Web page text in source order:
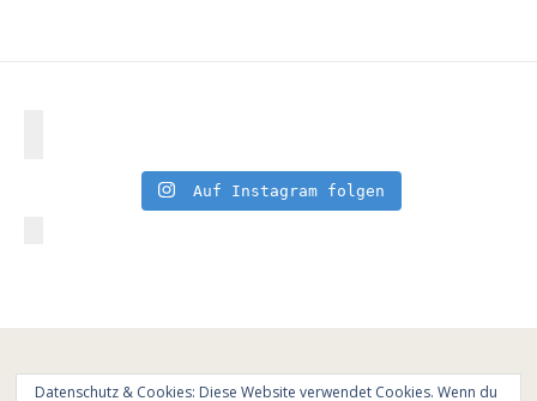
Auf Instagram folgen
Datenschutz & Cookies: Diese Website verwendet Cookies. Wenn du